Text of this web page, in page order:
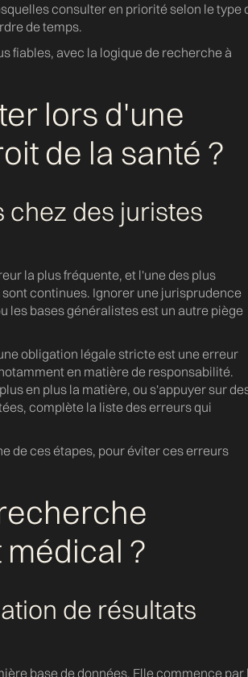
consulter en priorité selon le type
de temps.
fiables, avec la logique de recherche à
lors d'une
de la santé ?
chez des juristes
la plus fréquente, et l'une des plus
continues. Ignorer une jurisprudence
les bases généralistes est un autre piège
obligation légale stricte est une erreur
en matière de responsabilité.
en plus la matière, ou s'appuyer sur
complète la liste des erreurs qui
de ces étapes, pour éviter ces erreurs
?
de résultats
base de données. Elle commence par